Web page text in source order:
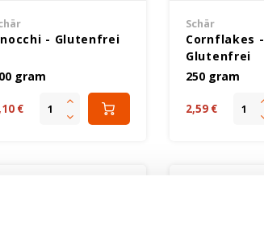
- Glutenfrei
gram
€
Schär
Cornflakes -
Glutenfrei
250 gram
2,59 €